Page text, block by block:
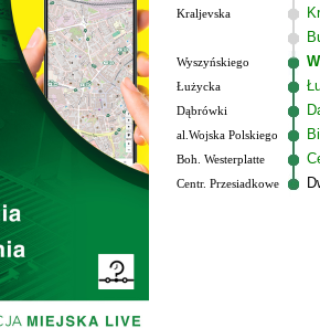
Kraljevska
Wyszyńskiego
Łużycka
Dąbrówki
al.Wojska Polskiego
Boh. Westerplatte
Centr. Przesiadkowe